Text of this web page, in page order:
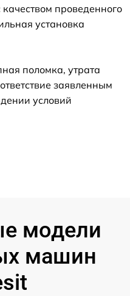
проведенного
установка
поломка, утрата
заявленным
условий
модели
машин